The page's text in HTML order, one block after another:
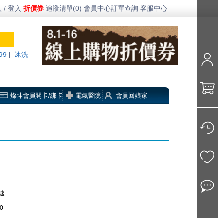
/ 登入 折價券 追蹤清單(0) 會員中心訂單查詢 客服中心
冰洗
燦坤會員開卡/綁卡 電氣醫院 會員回娘家